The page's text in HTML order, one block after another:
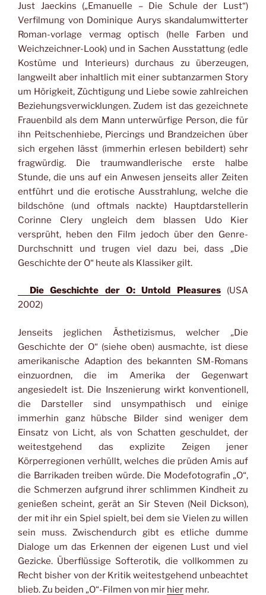
Just Jaeckins („Emanuelle – Die Schule der Lust“)
Verfilmung von Dominique Aurys skandalumwitterter
Roman-vorlage vermag optisch (helle Farben und
Weichzeichner-Look) und in Sachen Ausstattung (edle
Kostüme und Interieurs) durchaus zu überzeugen,
langweilt aber inhaltlich mit einer subtanzarmen Story
um Hörigkeit, Züchtigung und Liebe sowie zahlreichen
Beziehungsverwicklungen. Zudem ist das gezeichnete
Frauenbild als dem Mann unterwürfige Person, die für
ihn Peitschenhiebe, Piercings und Brandzeichen über
sich ergehen lässt (immerhin erlesen bebildert) sehr
fragwürdig. Die traumwandlerische erste halbe
Stunde, die uns auf ein Anwesen jenseits aller Zeiten
entführt und die erotische Ausstrahlung, welche die
bildschöne (und oftmals nackte) Hauptdarstellerin
Corinne Clery ungleich dem blassen Udo Kier
versprüht, heben den Film jedoch über den Genre-
Durchschnitt und trugen viel dazu bei, dass „Die
Geschichte der O“ heute als Klassiker gilt.
Die Geschichte der O: Untold Pleasures(USA
2002)
Jenseits jeglichen Ästhetizismus, welcher „Die
Geschichte der O“ (siehe oben) ausmachte, ist diese
amerikanische Adaption des bekannten SM-Romans
einzuordnen, die im Amerika der Gegenwart
angesiedelt ist. Die Inszenierung wirkt konventionell,
die Darsteller sind unsympathisch und einige
immerhin ganz hübsche Bilder sind weniger dem
Einsatz von Licht, als von Schatten geschuldet, der
weitestgehend das explizite Zeigen jener
Körperregionen verhüllt, welches die prüden Amis auf
die Barrikaden treiben würde. Die Modefotografin „O“,
die Schmerzen aufgrund ihrer schlimmen Kindheit zu
genießen scheint, gerät an Sir Steven (Neil Dickson),
der mit ihr ein Spiel spielt, bei dem sie Vielen zu willen
sein muss. Zwischendurch gibt es etliche dumme
Dialoge um das Erkennen der eigenen Lust und viel
Gezicke. Überflüssige Softerotik, die vollkommen zu
Recht bisher von der Kritik weitestgehend unbeachtet
blieb. Zu beiden „O“-Filmen von mir hier mehr.